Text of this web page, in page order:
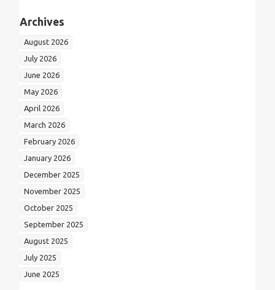
Archives
August 2026
July 2026
June 2026
May 2026
April 2026
March 2026
February 2026
January 2026
December 2025
November 2025
October 2025
September 2025
August 2025
July 2025
June 2025